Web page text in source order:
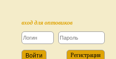
вход для оптовиков
Регистрация